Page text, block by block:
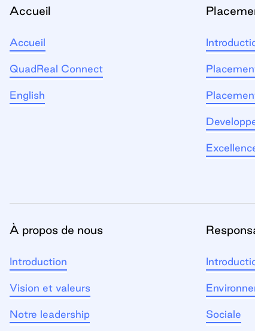
Accueil
Accueil
QuadReal Connect
English
À propos de nous
Introduction
Vision et valeurs
Notre leadership Sociale